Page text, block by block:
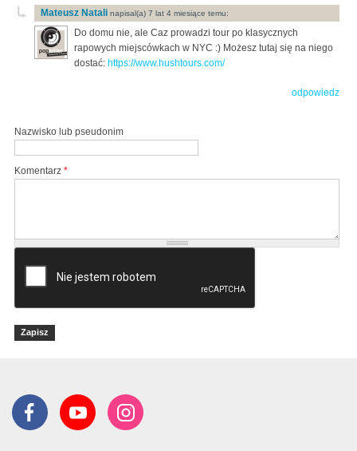
Mateusz Natali napisal(a) 7 lat 4 miesiące temu:
Do domu nie, ale Caz prowadzi tour po klasycznych
rapowych miejscówkach w NYC :) Możesz tutaj się na niego
dostać: https://www.hushtours.com/
odpowiedz
Nazwisko lub pseudonim
Komentarz *